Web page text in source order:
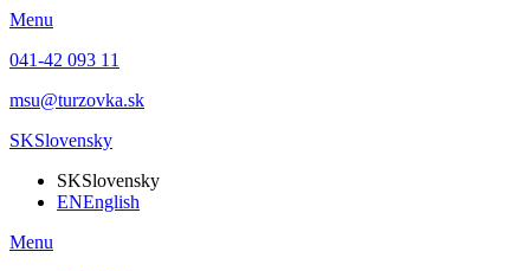
Menu
041-42 093 11
msu@turzovka.sk
SKSlovensky
SKSlovensky
ENEnglish
Menu